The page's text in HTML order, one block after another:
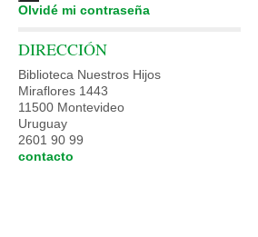
Olvidé mi contraseña
DIRECCIÓN
Biblioteca Nuestros Hijos
Miraflores 1443
11500 Montevideo
Uruguay
2601 90 99
contacto